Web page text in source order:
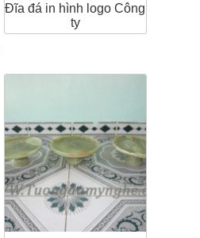
Đĩa đá in hình logo Công
ty